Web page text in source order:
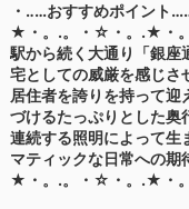
・‥…おすすめポイント
★・。.。・☆・。.★・
駅から続く大通り「銀座
宅としての威厳を感じさ
居住者を誇りを持って
づけるたっぷりとした奥
連続する照明によって生
マティックな日常への期
★・。.。・☆・。.★・